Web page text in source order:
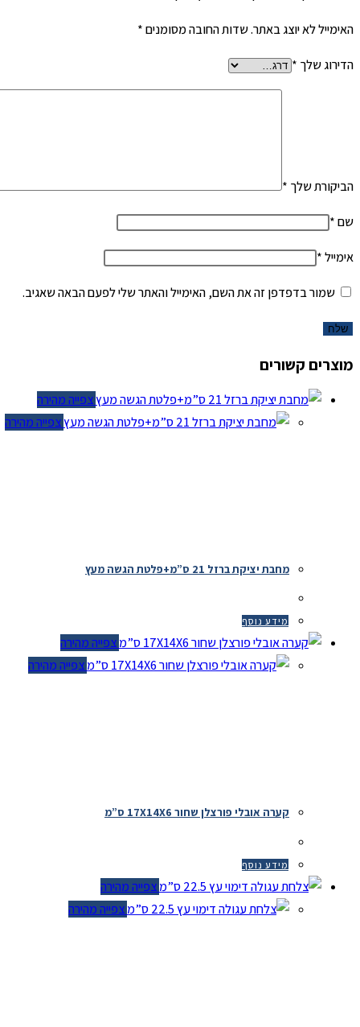
האימייל לא יוצג באתר.שדות החובה מסומנים*
הדירוג שלך*
הביקורת שלך*
שם*
אימייל*
שמור בדפדפן זה את השם, האימייל והאתר שלי לפעם הבאה שאגיב.
מוצרים קשורים
צפייה מהירה
צפייה מהירה
מחבת יציקת ברזל 21 ס”מ+פלטת הגשה מעץ
מידע נוסף
צפייה מהירה
צפייה מהירה
קערה אובלי פורצלן שחור 17X14X6 ס”מ
מידע נוסף
צפייה מהירה
צפייה מהירה